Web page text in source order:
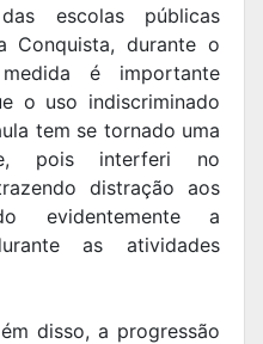
escolas públicas
Conquista, durante o
é importante
o uso indiscriminado
tem se tornado uma
pois interferi no
distração aos
evidentemente a
as atividades
disso, a progressão